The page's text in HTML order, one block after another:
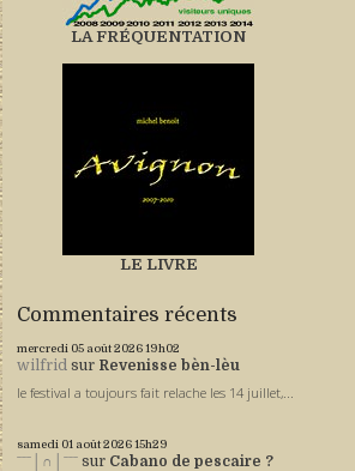
LA FRÉQUENTATION
LE LIVRE
Commentaires récents
mercredi 05 août 202619h02
wilfrid sur Revenisse bèn-lèu
le festival a toujours fait relache les 14 juillet,...
samedi 01 août 202615h29
ˉˉˉ│∩│ˉˉˉ sur Cabano de pescaire ?